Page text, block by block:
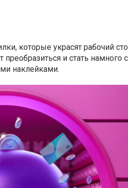
которые украсят рабочий
и стать намного
наклейками.